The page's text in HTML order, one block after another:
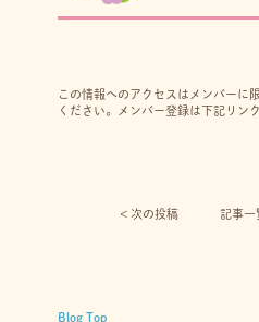
この情報へのアクセスはメンバーに
ください。メンバー登録は下記リン
< 次の投稿︎ 記事一
Blog Top